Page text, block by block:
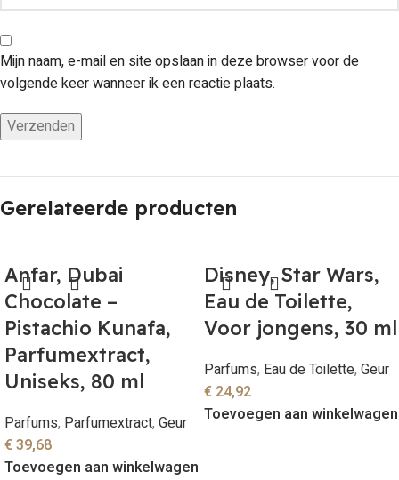
Mijn naam, e-mail en site opslaan in deze browser voor de
volgende keer wanneer ik een reactie plaats.
Gerelateerde producten
Anfar, Dubai
Chocolate –
Pistachio Kunafa,
Parfumextract,
Uniseks, 80 ml
Parfums, Parfumextract, Geur
€39,68
Toevoegen aan winkelwagen
Disney, Star Wars,
Eau de Toilette,
Voor jongens, 30 ml
Parfums, Eau de Toilette, Geur
€ 24,92
Toevoegen aan winkelwagen